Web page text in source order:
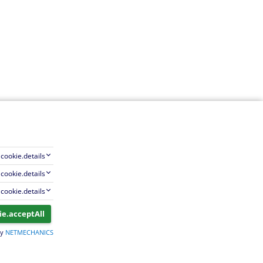
cookie.details
cookie.details
cookie.details
NETMECHANICS